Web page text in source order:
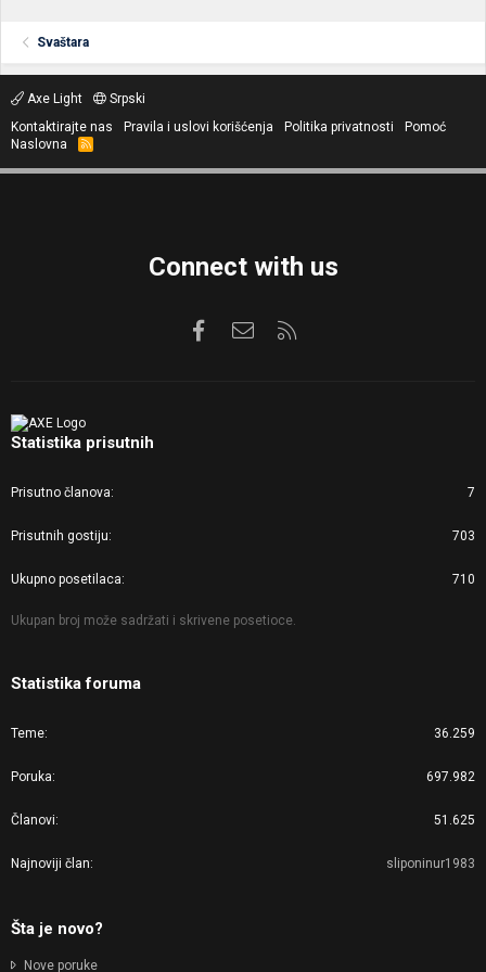
Svaštara
Axe Light
Srpski
Kontaktirajte nas
Pravila i uslovi korišćenja Politika privatnosti
Pomoć
Naslovna
R
S
Connect with us
FacebookKontaktirajte nas
Statistika prisutnih
Prisutno članova 7
Prisutnih gostiju 703
Ukupno posetilaca 710
Ukupan broj može sadržati i skrivene posetioce.
Statistika foruma
Teme 36.259
Poruka 697.982
Članovi 51.625
Najnoviji član sliponinur1983
Šta je novo?
Nove poruke